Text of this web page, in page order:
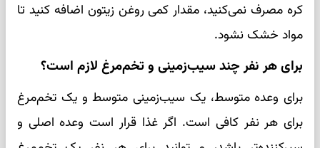
کره مصرف نمی‌کنید، مقدار کمی روغن زیتون اضافه کنید تا
مواد خشک نشود.
برای هر نفر چند سیب‌زمینی و تخم‌مرغ لازم است؟
برای وعده متوسط، یک سیب‌زمینی متوسط و یک تخم‌مرغ
برای هر نفر کافی است. اگر غذا قرار است وعده اصلی و